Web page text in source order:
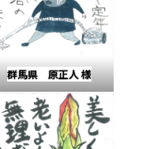
群馬県 原正人 様